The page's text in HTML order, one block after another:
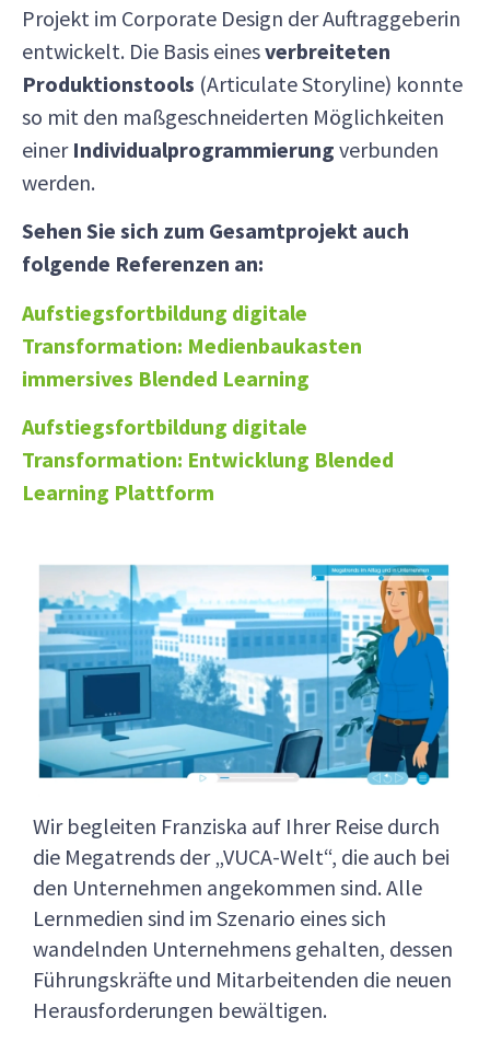
Projekt im Corporate Design der Auftraggeberin
entwickelt. Die Basis einesverbreiteten
Produktionstools (Articulate Storyline) konnte
so mit den maßgeschneiderten Möglichkeiten
einer Individualprogrammierung verbunden
werden.
Sehen Sie sich zum Gesamtprojekt auch
folgende Referenzen an:
Aufstiegsfortbildung digitale
Transformation: Medienbaukasten
immersives Blended Learning
Aufstiegsfortbildung digitale
Transformation: Entwicklung Blended
Learning Plattform
Wir begleiten Franziska auf Ihrer Reise durch
die Megatrends der „VUCA-Welt“, die auch bei
den Unternehmen angekommen sind. Alle
Lernmedien sind im Szenario eines sich
wandelnden Unternehmens gehalten, dessen
Führungskräfte und Mitarbeitenden die neuen
Herausforderungen bewältigen.